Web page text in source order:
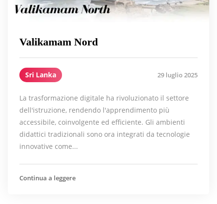
Valikamam Nord
Sri Lanka 29 luglio 2025
La trasformazione digitale ha rivoluzionato il settore
dell'istruzione, rendendo l'apprendimento più
accessibile, coinvolgente ed efficiente. Gli ambienti
didattici tradizionali sono ora integrati da tecnologie
innovative come...
Continua a leggere